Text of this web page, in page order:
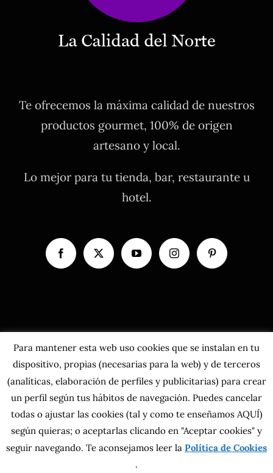
Te ofrecemos la máxima calidad de nuestros
productos gourmet, 100% de origen
artesano y local.
Lo mejor para tu tienda, bar, restaurante u
hotel.
Copyright 2026 MahatsHerri La Calidad del Norte S.L. | Todos los
derechos reservados.
Para mantener esta web uso cookies que se instalan en tu
dispositivo, propias (necesarias para la web) y de terceros
(analíticas, elaboración de perfiles y publicitarias) para crear
un perfil según tus hábitos de navegación. Puedes cancelar
todas o ajustar las cookies(tal y como te enseñamos AQUÍ)
según quieras; o aceptarlas clicando en "Aceptar cookies" y
seguir navegando. Te aconsejamos leer la Política de Cookies
.